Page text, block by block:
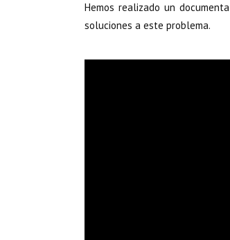
Hemos realizado un
soluciones a este problema.